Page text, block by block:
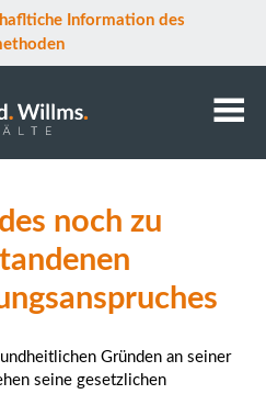
Information des
noch zu
Gründen an seiner
seine gesetzlichen